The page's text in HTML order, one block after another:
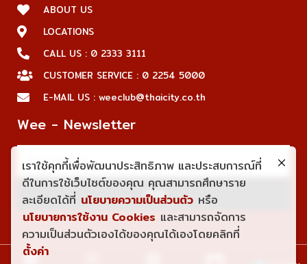
ABOUT US
LOCATIONS
CALL US : 0 2333 3111
CUSTOMER SERVICE : 0 2254 5000
E-MAIL US : weeclub@thaicity.co.th
Wee - Newsletter
JOIN
เราใช้คุกกี้เพื่อพัฒนาประสิทธิภาพ และประสบการณ์ที่
ดีในการใช้เว็บไซต์ของคุณ คุณสามารถศึกษาราย
ละเอียดได้ที่ นโยบายความเป็นส่วนตัว หรือ
นโยบายการใช้งาน Cookies และสามารถจัดการ
ความเป็นส่วนตัวเองได้ของคุณได้เองโดยคลิกที่
ตั้งค่า